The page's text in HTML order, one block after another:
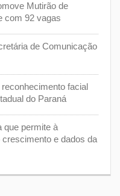
Mutirão de
com 92 vagas
de Comunicação
facial
do Paraná
que permite à
e dados da